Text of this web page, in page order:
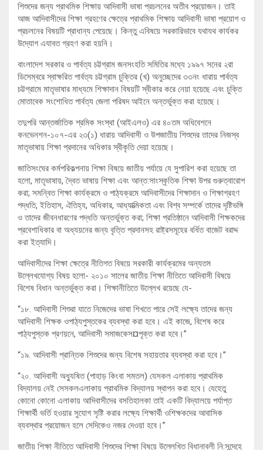
শিশুদের জন্য প্রাথমিক শিক্ষায় আদিবাসী ভাষা প্রচলনের অতীব প্রয়োজন। তাই
আজ আদিবাসীদের শিক্ষা গ্রহণের ক্ষেত্রে প্রাথমিক শিক্ষায় আদিবাসী ভাষা প্রয়োগ ও
প্রচলনের বিষয়টি প্রাধান্য পেয়েছে। কিন্তু এবিষয়ে সরকারিভাবে যথাযথ কার্যকর
উদ্যোগ এযাবত গ্রহণ করা হয়নি।
বাংলাদেশ সরকার ও পার্বত্য চট্টগ্রাম জনসংহতি সমিতির মধ্যে ১৯৯৭ সনের ২রা
ডিসেম্বরে স্বাক্ষরিত পার্বত্য চট্টগ্রাম চুক্তির (খ) অনুচ্ছেদের ৩৩নং ধারায় পার্বত্য
চট্টগ্রামে মাতৃভাষার মাধ্যমে শিক্ষাদান বিষয়টি স্বীকার করে নেয়া হয়েছে এবং চুক্তি
মোতাবেক সংশোধিত পার্বত্য জেলা পরিষদ আইনে অন্তর্ভুক্ত করা হয়েছে।
তদুপরি আন্তর্জাতিক শ্রমিক সংস্থা (আইএলও) এর ৪০তম অধিবেশনে
কনভেনশন-১০৭-এর ২৩(১) ধারায় আদিবাসী ও উপজাতীয় শিশুদের তাদের নিজস্ব
মাতৃভাষায় শিক্ষা প্রদানের অধিকার স্বীকৃতি দেয়া হয়েছে।
জাতিসংঘের কর্মপরিকল্পনায় শিক্ষা বিষয়ে জাতীয় পর্যায়ে যে সুপারিশ করা হয়েছে তা
হলো, মাতৃভাষায়, দ্বৈত ভাষায় শিক্ষা এবং আন্ত:সাংস্কৃতিক শিক্ষা উপর গুরুত্বারোপ
করা; সমন্বিত শিক্ষা কার্যক্রমে ও পাঠ্যক্রমে আদিবাসীদের শিক্ষাদান ও শিক্ষাগ্রহণ
পদ্ধতি, ইতিহাস, ঐতিহ্য, অধিকার, আধ্যাত্মিকতা এবং বিশ্ব সম্পর্কে তাদের দৃষ্টিভঙ্গি
ও তাদের জীবনধারণের পদ্ধতি অন্তর্ভুক্ত করা; শিক্ষা প্রতিষ্ঠানে আদিবাসী শিক্ষকদের
প্রবেশাধিকার বা অধ্যয়নের জন্য বৃত্তি প্রদানসহ রাষ্ট্রসমূহের বর্ধিত বাজেট বরাদ্দ
করা ইত্যাদি।
আদিবাসীদের শিক্ষা ক্ষেত্রে নীতিগত বিষয়ে সরকারী কার্যক্রমের অন্যতম
উল্লেখযোগ্য বিষয় হলো- ২০১০ সালের জাতীয় শিক্ষা নীতিতে আদিবাসী বিষয়ে
বিশেষ বিধান অন্তর্ভুক্ত করা। শিক্ষানীতিতে উল্লেখ রয়েছে যে-
“১৮. আদিবাসী শিশুরা যাতে নিজেদের ভাষা শিখতে পারে সেই লক্ষ্যে তাদের জন্য
আদিবাসী শিক্ষক ওপাঠ্যপুস্তকের ব্যবস্থা করা হবে। এই কাজে, বিশেষ করে
পাঠ্যপুস্তক প্রণয়নে, আদিবাসী সমাজকেস¤পৃক্ত করা হবে।”
“১৯. আদিবাসী প্রান্তিক শিশুদের জন্য বিশেষ সহায়তার ব্যবস্থা করা হবে।”
“২০. আদিবাসী অধ্যুষিত (পাহাড় কিংবা সমতল) যেসকল এলাকায় প্রাথমিক
বিদ্যালয় নেই সেসকলএলাকায় প্রাথমিক বিদ্যালয় স্থাপন করা হবে। যেহেতু
কোনো কোনো এলাকায় আদিবাসীদের বসতিহালকা তাই একটি বিদ্যালয়ে পর্যাপ্ত
শিক্ষার্থী ভর্তি হওয়ার সুযোগ সৃষ্টি করার লক্ষ্যে শিক্ষার্থী ওশিক্ষকদের আবাসিক
ব্যবস্থার প্রয়োজন হলে সেদিকেও নজর দেওয়া হবে।”
জাতীয় শিক্ষা নীতিতে আদিবাসী শিশুদের শিক্ষা বিষয়ে উল্লেখিত বিধানাবলী নি:সন্দেহে